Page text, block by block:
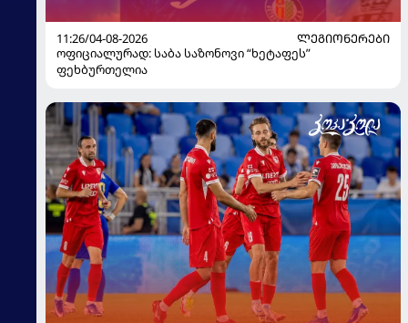
11:26/04-08-2026
ᲚᲔᲒᲘᲝᲜᲔᲠᲔᲑᲘ
ოფიციალურად: საბა საზონოვი “ხეტაფეს”
ფეხბურთელია